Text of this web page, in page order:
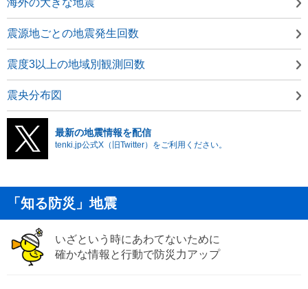
震源地ごとの地震発生回数
震度3以上の地域別観測回数
震央分布図
最新の地震情報を配信
tenki.jp公式X（旧Twitter）をご利用ください。
「知る防災」地震
いざという時にあわてないために
確かな情報と行動で防災力アップ